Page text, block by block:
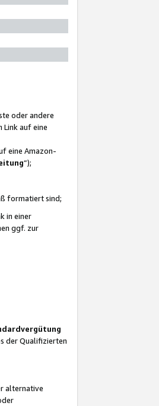
oder andere
Link auf eine
eine Amazon-
“);
formatiert sind;
in einer
ggf. zur
der Qualifizierten
alternative